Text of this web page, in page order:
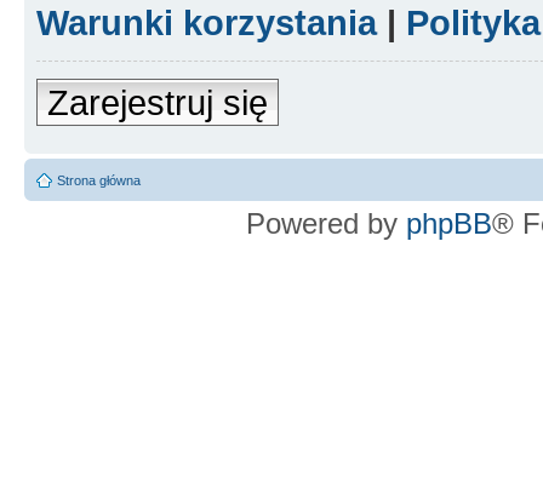
Warunki korzystania|
Zarejestruj się
Strona główna
Powered by phpBB®